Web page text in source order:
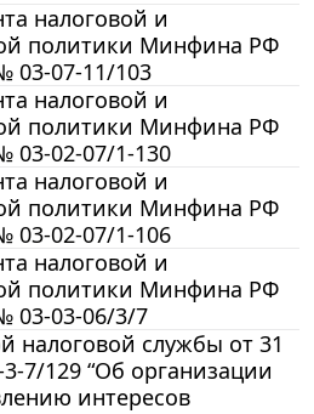
налоговой и
политики Минфина РФ
03-07-11/103
налоговой и
политики Минфина РФ
03-02-07/1-130
налоговой и
политики Минфина РФ
03-02-07/1-106
налоговой и
политики Минфина РФ
03-03-06/3/7
налоговой службы от 31
7/129 “Об организации
интересов